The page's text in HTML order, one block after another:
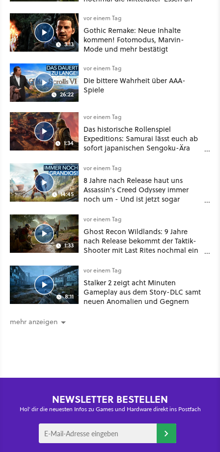
3:13
vor einem Tag
Gothic Remake: Neue Inhalte
kommen! Fotomodus, Marvin-
Mode und mehr bestätigt
26:22
vor einem Tag
Die bittere Wahrheit über AAA-
Spiele
1:34
vor einem Tag
Das historische Rollenspiel
Expeditions: Samurai lässt euch ab
sofort japanischen Sengoku-Ära
oder Diplomatie
14:45
vor einem Tag
8 Jahre nach Release haut uns
Assassin's Creed Odyssey immer
noch um - Und ist jetzt sogar
1:33
vor einem Tag
Ghost Recon Wildlands: 9 Jahre
nach Release bekommt der Taktik-
Shooter mit Last Rites nochmal ein
8:11
vor einem Tag
Stalker 2 zeigt acht Minuten
Gameplay aus dem Story-DLC samt
neuen Anomalien und Gegnern
mehr anzeigen
NEWSLETTER BESTELLEN
Hol' dir die neuesten Infos zu Games und Hardware direkt ins Postfach